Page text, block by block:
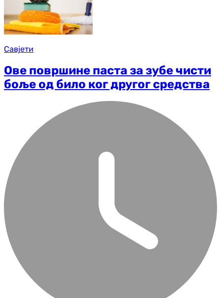
Савјети
Ове површине паста за зубе чисти
боље од било ког другог средства